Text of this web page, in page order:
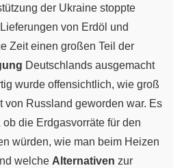
der Ukraine stoppte
von Erdöl und
Zeit einen großen Teil der
Deutschlands ausgemacht
wurde offensichtlich, wie groß
von Russland geworden war. Es
die Erdgasvorräte für den
würden, wie man beim Heizen
welche Alternativen zur